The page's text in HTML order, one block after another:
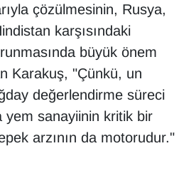
çözülmesinin, Rusya,
karşısındaki
büyük önem
Karakuş, "Çünkü, un
değerlendirme süreci
yem sanayiinin kritik bir
arzının da motorudur."